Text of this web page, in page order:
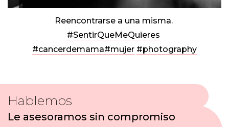
Reencontrarse a una misma.
#SentirQueMeQuieres
#cancerdemama#mujer #photography
Hablemos
Le asesoramos sin compromiso